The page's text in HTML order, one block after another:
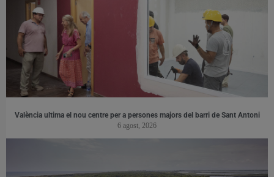
València ultima el nou centre per a persones majors del barri de Sant Antoni
6 agost, 2026